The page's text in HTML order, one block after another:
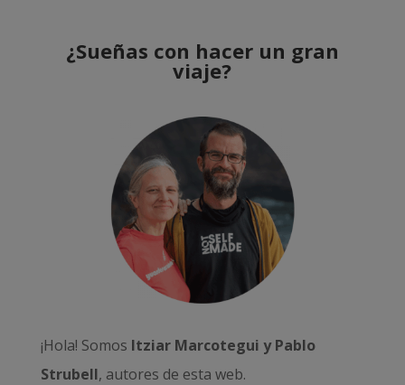
¿Sueñas con hacer un gran
viaje?
¡Hola! Somos Itziar Marcotegui y Pablo
Strubell, autores de esta web.